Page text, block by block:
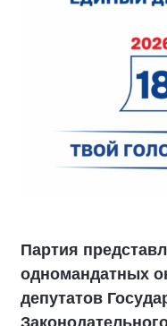
Партия
одномандатных
депутатов